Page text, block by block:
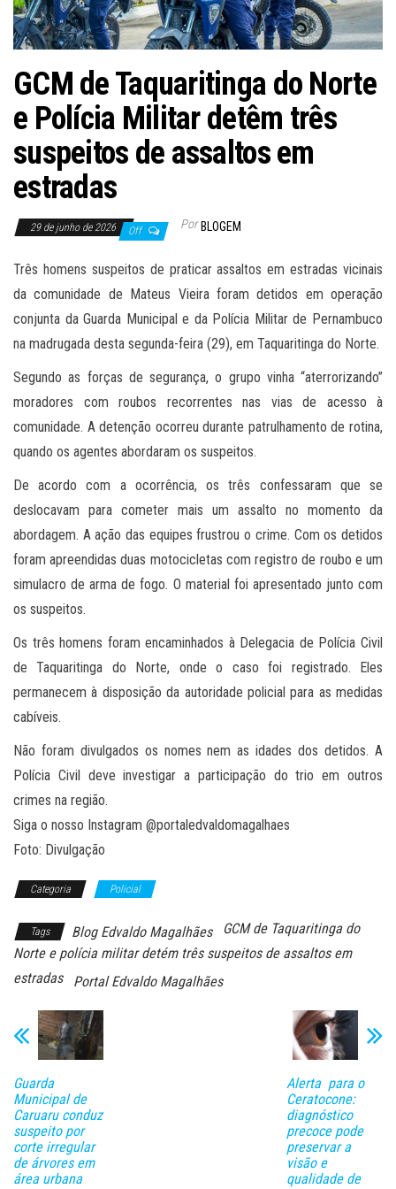
GCM de Taquaritinga do Norte
e Polícia Militar detêm três
suspeitos de assaltos em
estradas
29 de junho de 2026 Off Por BLOGEM
Três homens suspeitos de praticar assaltos em estradas vicinais
da comunidade de Mateus Vieira foram detidos em operação
conjunta da Guarda Municipal e da Polícia Militar de Pernambuco
na madrugada desta segunda-feira (29), em Taquaritinga do Norte.
Segundo as forças de segurança, o grupo vinha “aterrorizando”
moradores com roubos recorrentes nas vias de acesso à
comunidade. A detenção ocorreu durante patrulhamento de rotina,
quando os agentes abordaram os suspeitos.
De acordo com a ocorrência, os três confessaram que se
deslocavam para cometer mais um assalto no momento da
abordagem. A ação das equipes frustrou o crime. Com os detidos
foram apreendidas duas motocicletas com registro de roubo e um
simulacro de arma de fogo. O material foi apresentado junto com
os suspeitos.
Os três homens foram encaminhados à Delegacia de Polícia Civil
de Taquaritinga do Norte, onde o caso foi registrado. Eles
permanecem à disposição da autoridade policial para as medidas
cabíveis.
Não foram divulgados os nomes nem as idades dos detidos. A
Polícia Civil deve investigar a participação do trio em outros
crimes na região.
Siga o nosso Instagram @portaledvaldomagalhaes
Foto: Divulgação
Categoria Policial
Tags Blog Edvaldo Magalhães
GCM de Taquaritinga do
Norte e polícia militar detém três suspeitos de assaltos em
estradas
Portal Edvaldo Magalhães
Guarda
Municipal de
Caruaru conduz
suspeito por
corte irregular
de árvores em
área urbana
Alerta para o
Ceratocone:
diagnóstico
precoce pode
preservar a
visão e
qualidade de